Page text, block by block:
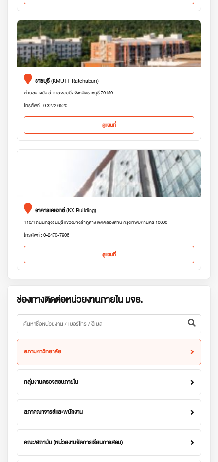
ราชบุรี(KMUTT Ratchaburi)
ตำบลรางบัว อำเภอจอมบึง จังหวัดราชบุรี 70150
โทรศัพท์ : 0 3272 6520
ดูแผนที่
อาคารเคเอกซ์(KX Building)
110/1 ถนนกรุงธนบุรี แขวงบางลำภูล่าง เขตคลองสาน กรุงเทพมหานคร 10600
โทรศัพท์ : 0-2470-7906
ดูแผนที่
ช่องทางติดต่อหน่วยงานภายใน มจธ.
สภามหาวิทยาลัย
กลุ่มงานตรวจสอบภายใน
สภาคณาจารย์และพนักงาน
คณะ/สถาบัน (หน่วยงานจัดการเรียนการสอน)